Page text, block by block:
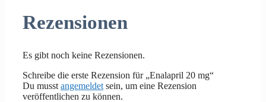
Rezensionen
Es gibt noch keine Rezensionen.
Schreibe die erste Rezension für „Enalapril 20 mg“
Du musst angemeldet sein, um eine Rezension
veröffentlichen zu können.